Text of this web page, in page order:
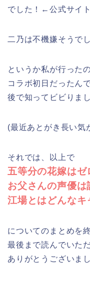
でした！←公式サイト
二乃は不機嫌そうで
というか私が行ったの
コラボ初日だったん
後で知ってビビりま
(最近あとがき長い
それでは、以上で
五等分の花嫁は
お父さんの声優は
江場とはどんな
についてのまとめを
最後まで読んでいただ
ありがとうございま